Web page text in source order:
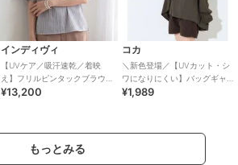
インディヴィ
【UVケア／吸汗速乾／着映
え】フリルピンタックブラウ
ス
¥13,200
コカ
＼新色登場／【UVカット・シ
ワになりにくい】バッグギャ
ザーUVパーカー 全4色
¥1,989
もっとみる